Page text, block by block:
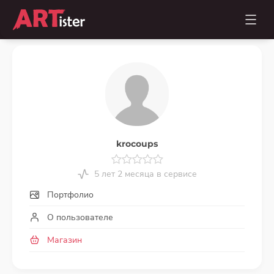
krocoups
5 лет 2 месяца в сервисе
Портфолио
О пользователе
Магазин